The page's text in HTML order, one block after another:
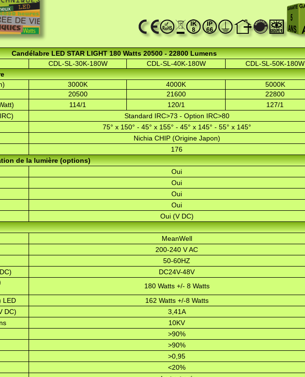
Candélabre LED STAR LIGHT 180 Watts 20500 - 22800 Lumens
CDL-SL-30K-180W CDL-SL-40K-180W
CDL-SL-50K-180W
3000K 4000K
5000K
20500 21600
22800
114/1 120/1
127/1
Standard IRC>73 - Option IRC>80
75° x 150° - 45° x 155° - 45° x 145° - 55° x 145°
Nichia CHIP (Origine Japon)
176
de la lumière (options)
Oui
Oui
Oui
Oui
Oui (V DC)
MeanWell
200-240 V AC
50-60HZ
DC24V-48V
180 Watts +/- 8 Watts
LED
162 Watts +/-8 Watts
DC)
3,41A
10KV
>90%
>90%
>0,95
<20%